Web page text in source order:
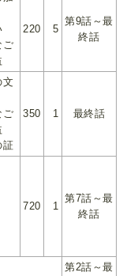
ご
220 5
第9話～最
終話
文
ご
証
350 1 最終話
720 1
第7話～最
終話
第2話～最